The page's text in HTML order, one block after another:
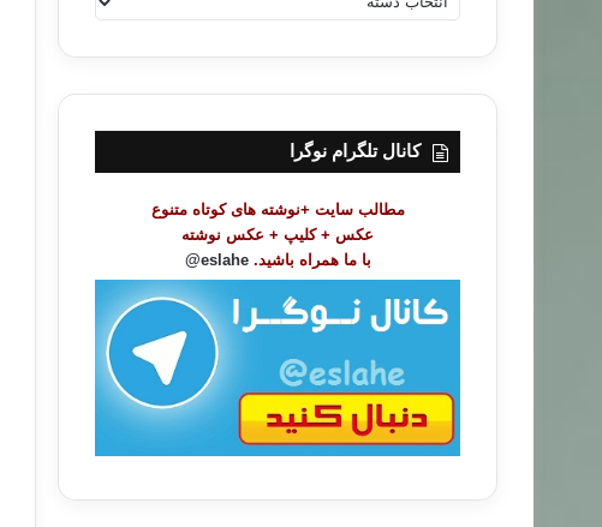
ه
ت
ض
کانال تلگرام نوگرا
مطالب سایت +نوشته های کوتاه متنوع
عکس + کلیپ + عکس نوشته
با ما همراه باشید. eslahe@